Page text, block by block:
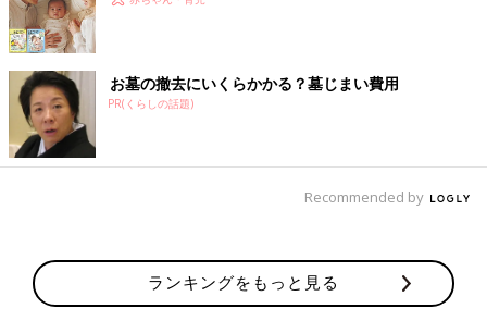
お墓の撤去にいくらかかる？墓じまい費用
PR(くらしの話題)
Recommended by
ランキングをもっと見る